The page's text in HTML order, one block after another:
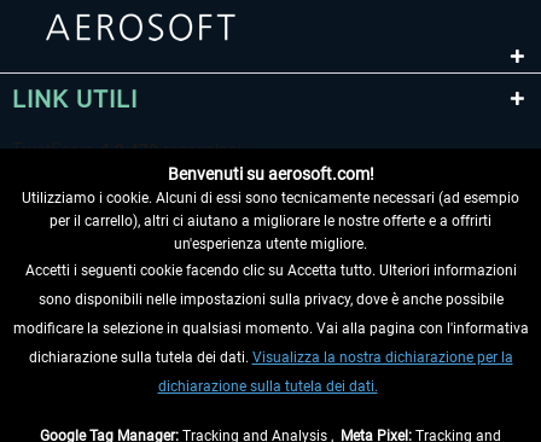
LINK UTILI
RECEDERE DAL CONTRATTO
INFORMAZIONI
Benvenuti su aerosoft.com!
Utilizziamo i cookie. Alcuni di essi sono tecnicamente necessari (ad esempio
per il carrello), altri ci aiutano a migliorare le nostre offerte e a offrirti
un'esperienza utente migliore.
Accetti i seguenti cookie facendo clic su Accetta tutto. Ulteriori informazioni
sono disponibili nelle impostazioni sulla privacy, dove è anche possibile
modificare la selezione in qualsiasi momento. Vai alla pagina con l'informativa
dichiarazione sulla tutela dei dati. Visualizza la nostra dichiarazione per la
dichiarazione sulla tutela dei dati.
Google Tag Manager: Tracking and Analysis , Meta Pixel: Tracking and